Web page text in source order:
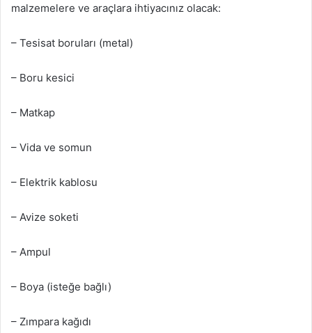
malzemelere ve araçlara ihtiyacınız olacak:
– Tesisat boruları (metal)
– Boru kesici
– Matkap
– Vida ve somun
– Elektrik kablosu
– Avize soketi
– Ampul
– Boya (isteğe bağlı)
– Zımpara kağıdı